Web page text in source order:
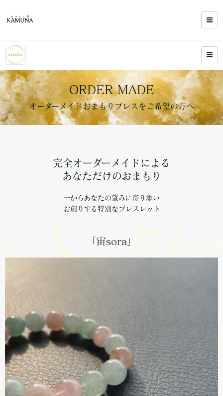
ORDER MADE
オーダーメイドおまもりブレスをご希望の方へ
完全オーダーメイドによる
あなただけのおまもり
一からあなたの望みに寄り添い
お創りする特別なブレスレット
「宙sora」